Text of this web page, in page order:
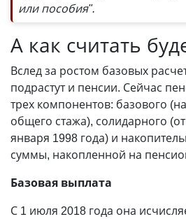
или пособия".
А как считать
Вслед за ростом базовых
подрастут и пенсии. Сейчас
трех компонентов: базового
общего стажа), солидарного
января 1998 года) и
суммы, накопленной на
Базовая выплата
С 1 июля 2018 года она